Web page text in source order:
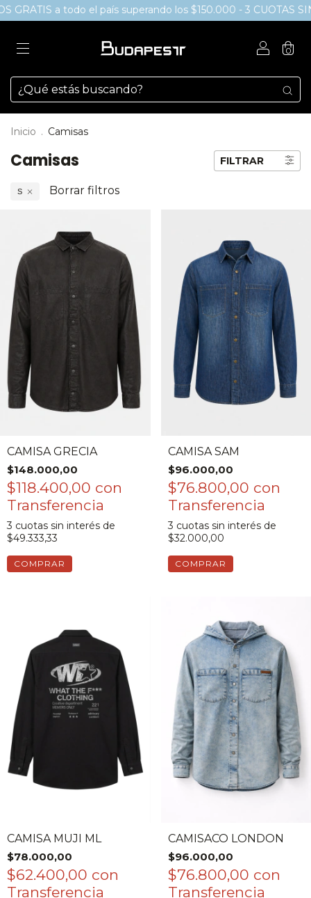
todo el país superando los $150.000 - 3 CUOTAS SIN
0
Inicio . Camisas
Camisas FILTRAR
S Borrar filtros
CAMISA GRECIA
$148.000,00
$118.400,00 con
3 cuotas sin interés de
$49.333,33
COMPRAR
CAMISA SAM
$96.000,00
$76.800,00 con
3 cuotas sin interés de
$32.000,00
COMPRAR
CAMISA MUJI ML
$78.000,00
$62.400,00 con
CAMISACO LONDON
$96.000,00
$76.800,00 con